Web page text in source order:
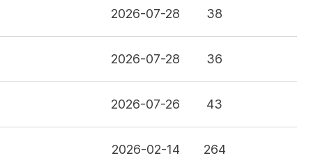
2026-07-28 38
2026-07-28 36
2026-07-26 43
2026-02-14 264